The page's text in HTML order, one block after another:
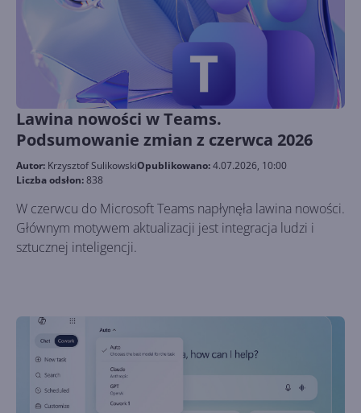
Lawina nowości w Teams.
Podsumowanie zmian z czerwca 2026
Autor: Krzysztof SulikowskiOpublikowano:4.07.2026, 10:00
Liczba odsłon:838
W czerwcu do Microsoft Teams napłynęła lawina nowości.
Głównym motywem aktualizacji jest integracja ludzi i
sztucznej inteligencji.